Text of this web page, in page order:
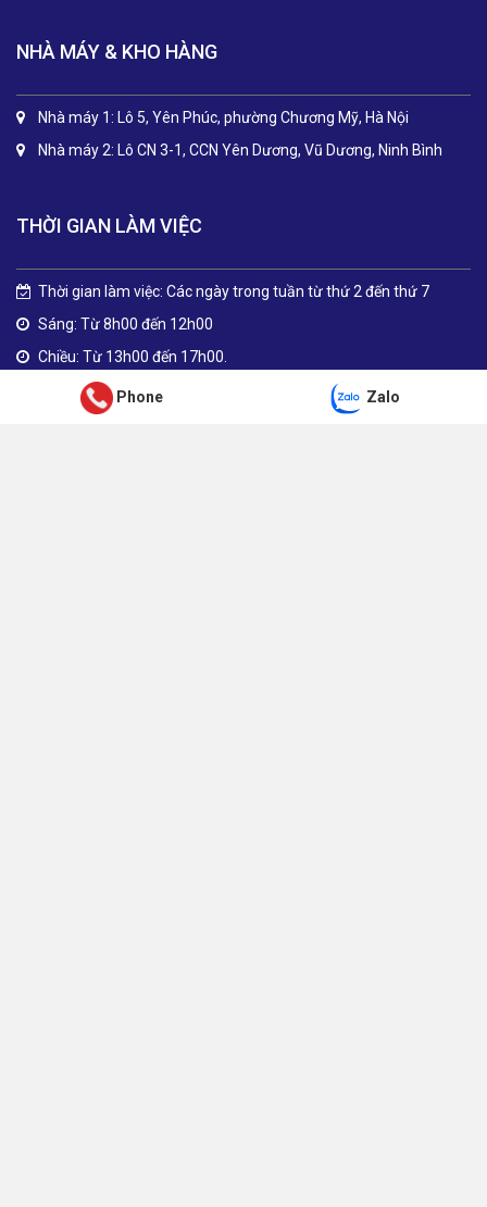
NHÀ MÁY & KHO HÀNG
Nhà máy 1: Lô 5, Yên Phúc, phường Chương Mỹ, Hà Nội
Nhà máy 2: Lô CN 3-1, CCN Yên Dương, Vũ Dương, Ninh Bình
THỜI GIAN LÀM VIỆC
Thời gian làm việc: Các ngày trong tuần từ thứ 2 đến thứ 7
Sáng: Từ 8h00 đến 12h00
Chiều: Từ 13h00 đến 17h00.
Phone Zalo